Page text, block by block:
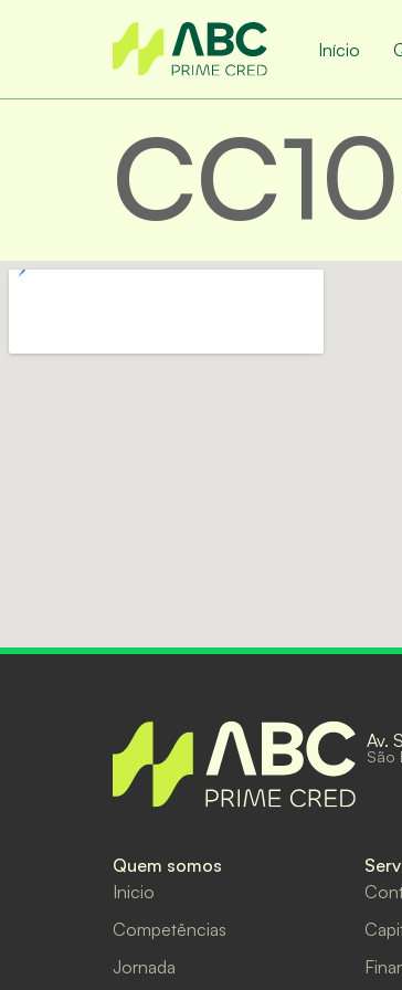
Início
Av.
São
Quem somos
Inicio
Competências
Jornada